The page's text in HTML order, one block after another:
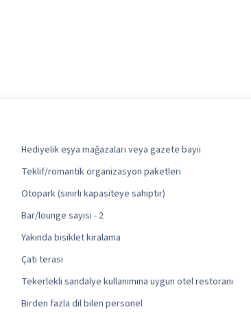
Hediyelik eşya mağazaları veya gazete bayii
Teklif/romantik organizasyon paketleri
Otopark (sınırlı kapasiteye sahiptir)
Bar/lounge sayısı - 2
Yakında bisiklet kiralama
Çatı terası
Tekerlekli sandalye kullanımına uygun otel restoranı
Birden fazla dil bilen personel